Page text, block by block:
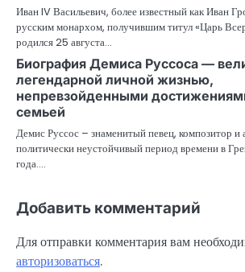
Иван IV Васильевич, более известный как Иван
русским монархом, получившим титул «Царь
родился 25 августа…
Биография Демиса Руссоса —
легендарной личной жизнью,
непревзойденными
семьей
Демис Руссос – знаменитый певец, композитор и
политически неустойчивый период времени в
года.…
Добавить комментарий
Для отправки комментария вам
авторизоваться.